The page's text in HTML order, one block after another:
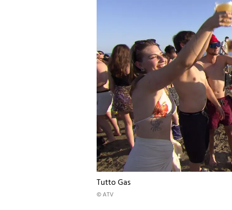
Tutto Gas
© ATV